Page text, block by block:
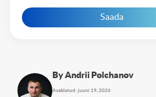
Saada
By Andrii Polchanov
Avaldatud: juuni 19, 2026